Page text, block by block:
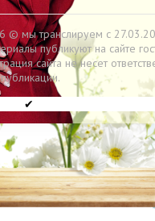
© мы транслируем с
публикуют на сайте
сайта не несет
✔